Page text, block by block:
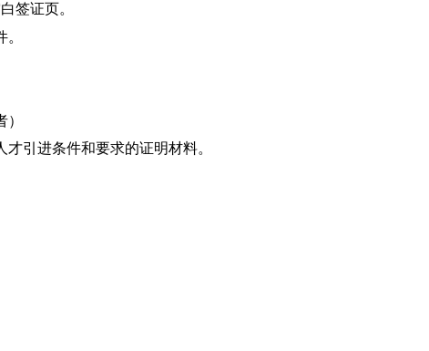
签证页。
引进条件和要求的证明材料。